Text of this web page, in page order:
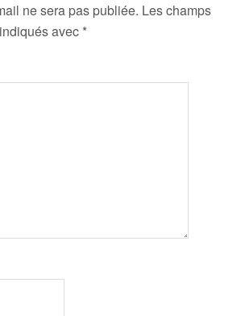
ne sera pas publiée. Les champs
avec *